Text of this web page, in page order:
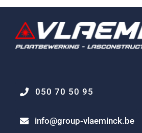
050 70 50 95
info@group-vlaeminck.be